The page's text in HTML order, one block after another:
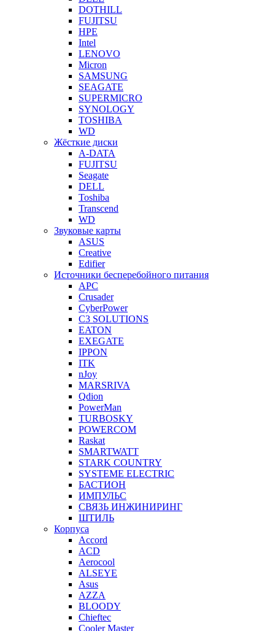
DOTHILL
FUJITSU
HPE
Intel
LENOVO
Micron
SAMSUNG
SEAGATE
SUPERMICRO
SYNOLOGY
TOSHIBA
WD
Жёсткие диски
A-DATA
FUJITSU
Seagate
DELL
Toshiba
Transcend
WD
Звуковые карты
ASUS
Creative
Edifier
Источники бесперебойного питания
APC
Crusader
CyberPower
C3 SOLUTIONS
EATON
EXEGATE
IPPON
ITK
nJoy
MARSRIVA
Qdion
PowerMan
TURBOSKY
POWERCOM
Raskat
SMARTWATT
STARK COUNTRY
SYSTEME ELECTRIC
БАСТИОН
ИМПУЛЬС
СВЯЗЬ ИНЖИНИРИНГ
ШТИЛЬ
Корпуса
Accord
ACD
Aerocool
ALSEYE
Asus
AZZA
BLOODY
Chieftec
Cooler Master